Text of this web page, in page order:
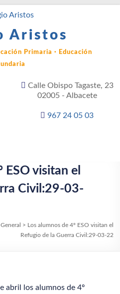
Aristos
Primaria · Educación
Calle Obispo Tagaste, 23
02005 - Albacete
967 24 05 03
ESO visitan el
Civil:29-03-
General > Los alumnos de 4º ESO visitan el
Refugio de la Guerra Civil:29-03-22
abril los alumnos de 4º